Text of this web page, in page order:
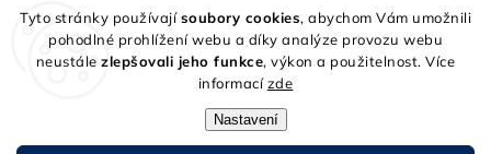
Tyto stránky používajísoubory cookies, abychom Vám umožnili
pohodlné prohlížení webu a díky analýze provozu webu
neustálezlepšovali jeho funkce, výkon a použitelnost. Více
informacízde
Nastavení
O nás
Copyright 2026Blue Rent | Na cestách jako doma. Všechna práva